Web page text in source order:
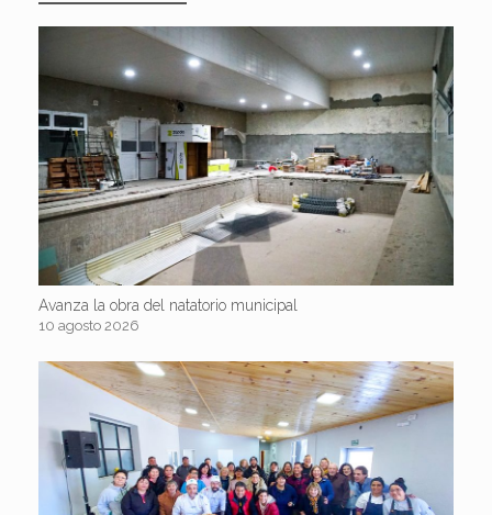
Avanza la obra del natatorio municipal
10 agosto 2026